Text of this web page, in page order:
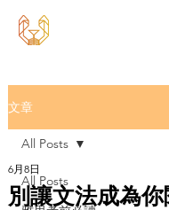
文章
All Posts
All Posts
別讓文法成為
6月8日